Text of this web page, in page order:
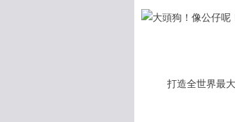
打造全世界最